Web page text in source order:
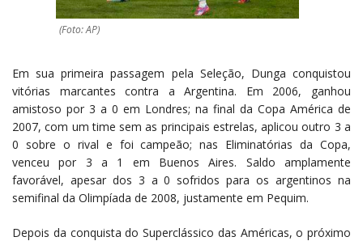
(Foto: AP)
Em sua primeira passagem pela Seleção, Dunga conquistou
vitórias marcantes contra a Argentina. Em 2006, ganhou
amistoso por 3 a 0 em Londres; na final da Copa América de
2007, com um time sem as principais estrelas, aplicou outro 3 a
0 sobre o rival e foi campeão; nas Eliminatórias da Copa,
venceu por 3 a 1 em Buenos Aires. Saldo amplamente
favorável, apesar dos 3 a 0 sofridos para os argentinos na
semifinal da Olimpíada de 2008, justamente em Pequim.
Depois da conquista do Superclássico das Américas, o próximo